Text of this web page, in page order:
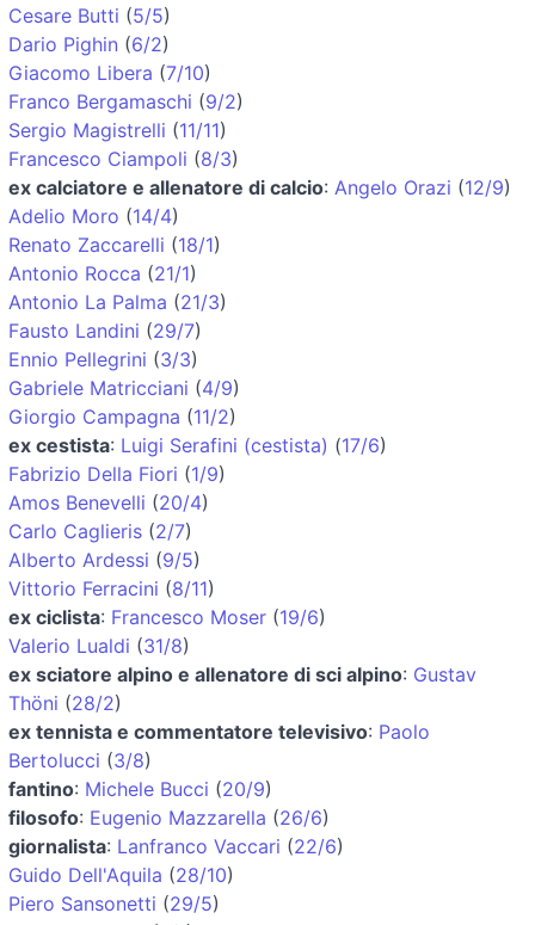
Cesare Butti (5/5)
Dario Pighin (6/2)
Giacomo Libera (7/10)
Franco Bergamaschi (9/2)
Sergio Magistrelli (11/11)
Francesco Ciampoli (8/3)
ex calciatore e allenatore di calcio: Angelo Orazi (12/9)
Adelio Moro (14/4)
Renato Zaccarelli (18/1)
Antonio Rocca (21/1)
Antonio La Palma (21/3)
Fausto Landini (29/7)
Ennio Pellegrini (3/3)
Gabriele Matricciani (4/9)
Giorgio Campagna (11/2)
ex cestista: Luigi Serafini (cestista) (17/6)
Fabrizio Della Fiori (1/9)
Amos Benevelli (20/4)
Carlo Caglieris (2/7)
Alberto Ardessi (9/5)
Vittorio Ferracini (8/11)
ex ciclista: Francesco Moser (19/6)
Valerio Lualdi (31/8)
ex sciatore alpino e allenatore di sci alpino: Gustav
Thöni (28/2)
ex tennista e commentatore televisivo: Paolo
Bertolucci (3/8)
fantino: Michele Bucci (20/9)
filosofo: Eugenio Mazzarella (26/6)
giornalista: Lanfranco Vaccari (22/6)
Guido Dell'Aquila (28/10)
Piero Sansonetti (29/5)